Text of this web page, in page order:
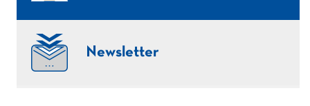
Newsletter